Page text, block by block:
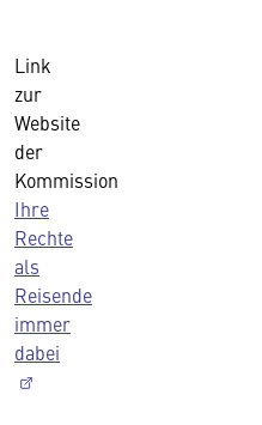
Link
zur
Website
der
Kommission
Ihre
Rechte
als
Reisende
immer
dabei